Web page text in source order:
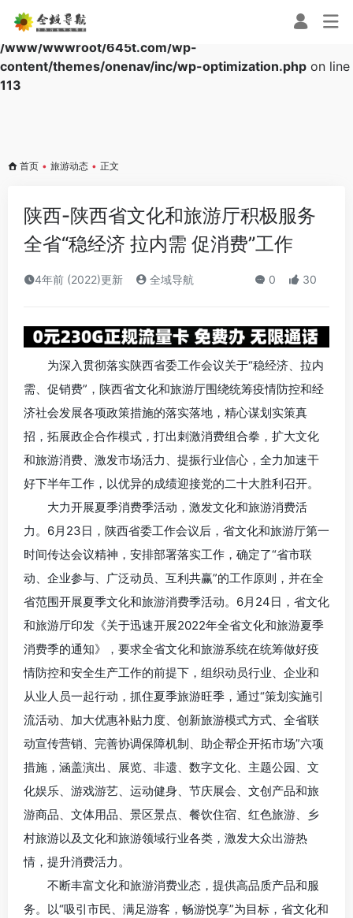
Warning: Array to string conversion in
/www/wwwroot/645t.com/wp-
content/themes/onenav/inc/wp-optimization.php on line
113
首页 • 旅游动态 • 正文
陕西-陕西省文化和旅游厅积极服务
全省“稳经济 拉内需 促消费”工作
4年前 (2022)更新 全域导航 0 30
为深入贯彻落实陕西省委工作会议关于“稳经济、拉内
需、促销费”，陕西省文化和旅游厅围绕统筹疫情防控和经
济社会发展各项政策措施的落实落地，精心谋划实策真
招，拓展政企合作模式，打出刺激消费组合拳，扩大文化
和旅游消费、激发市场活力、提振行业信心，全力加速干
好下半年工作，以优异的成绩迎接党的二十大胜利召开。
大力开展夏季消费季活动，激发文化和旅游消费活
力。6月23日，陕西省委工作会议后，省文化和旅游厅第一
时间传达会议精神，安排部署落实工作，确定了“省市联
动、企业参与、广泛动员、互利共赢”的工作原则，并在全
省范围开展夏季文化和旅游消费季活动。6月24日，省文化
和旅游厅印发《关于迅速开展2022年全省文化和旅游夏季
消费季的通知》，要求全省文化和旅游系统在统筹做好疫
情防控和安全生产工作的前提下，组织动员行业、企业和
从业人员一起行动，抓住夏季旅游旺季，通过“策划实施引
流活动、加大优惠补贴力度、创新旅游模式方式、全省联
动宣传营销、完善协调保障机制、助企帮企开拓市场”六项
措施，涵盖演出、展览、非遗、数字文化、主题公园、文
化娱乐、游戏游艺、运动健身、节庆展会、文创产品和旅
游商品、文体用品、景区景点、餐饮住宿、红色旅游、乡
村旅游以及文化和旅游领域行业各类，激发大众出游热
情，提升消费活力。
不断丰富文化和旅游消费业态，提供高品质产品和服
务。以“吸引市民、满足游客，畅游悦享”为目标，省文化和